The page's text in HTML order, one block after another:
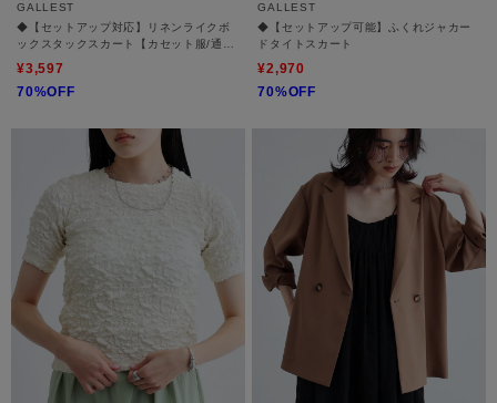
GALLEST
◆【セットアップ対応】リネンライクボ
ックスタックスカート【カセット服/通
¥3,597
70%OFF
GALLEST
◆【セットアップ可能】ふくれジャカー
ドタイトスカート
¥2,970
70%OFF